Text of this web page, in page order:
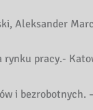
Aleksander
pracy.-
i bezrobotnych.